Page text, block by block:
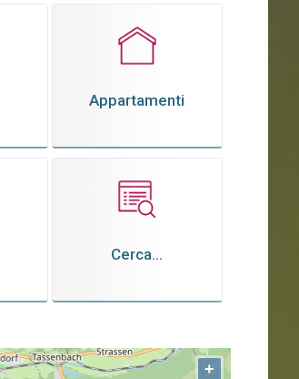
Appartamenti
Cerca...
+